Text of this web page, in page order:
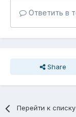
Ответить в
Share
Перейти к